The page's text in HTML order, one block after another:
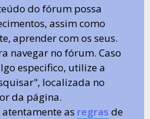
do fórum possa
assim como
aprender com os seus.
navegar no fórum. Caso
especifico, utilize a
localizada no
da página.
as regras de